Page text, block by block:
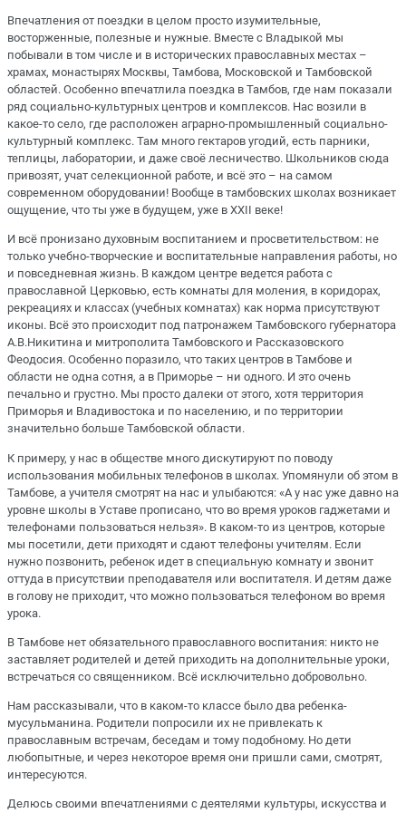
Впечатления от поездки в целом просто изумительные,
восторженные, полезные и нужные. Вместе с Владыкой мы
побывали в том числе и в исторических православных местах –
храмах, монастырях Москвы, Тамбова, Московской и Тамбовской
областей. Особенно впечатлила поездка в Тамбов, где нам показали
ряд социально-культурных центров и комплексов. Нас возили в
какое-то село, где расположен аграрно-промышленный социально-
культурный комплекс. Там много гектаров угодий, есть парники,
теплицы, лаборатории, и даже своё лесничество. Школьников сюда
привозят, учат селекционной работе, и всё это – на самом
современном оборудовании! Вообще в тамбовских школах возникает
ощущение, что ты уже в будущем, уже в XXII веке!
И всё пронизано духовным воспитанием и просветительством: не
только учебно-творческие и воспитательные направления работы, но
и повседневная жизнь. В каждом центре ведется работа с
православной Церковью, есть комнаты для моления, в коридорах,
рекреациях и классах (учебных комнатах) как норма присутствуют
иконы. Всё это происходит под патронажем Тамбовского губернатора
А.В.Никитина и митрополита Тамбовского и Рассказовского
Феодосия. Особенно поразило, что таких центров в Тамбове и
области не одна сотня, а в Приморье – ни одного. И это очень
печально и грустно. Мы просто далеки от этого, хотя территория
Приморья и Владивостока и по населению, и по территории
значительно больше Тамбовской области.
К примеру, у нас в обществе много дискутируют по поводу
использования мобильных телефонов в школах. Упомянули об этом в
Тамбове, а учителя смотрят на нас и улыбаются: «А у нас уже давно на
уровне школы в Уставе прописано, что во время уроков гаджетами и
телефонами пользоваться нельзя». В каком-то из центров, которые
мы посетили, дети приходят и сдают телефоны учителям. Если
нужно позвонить, ребенок идет в специальную комнату и звонит
оттуда в присутствии преподавателя или воспитателя. И детям даже
в голову не приходит, что можно пользоваться телефоном во время
урока.
В Тамбове нет обязательного православного воспитания: никто не
заставляет родителей и детей приходить на дополнительные уроки,
встречаться со священником. Всё исключительно добровольно.
Нам рассказывали, что в каком-то классе было два ребенка-
мусульманина. Родители попросили их не привлекать к
православным встречам, беседам и тому подобному. Но дети
любопытные, и через некоторое время они пришли сами, смотрят,
интересуются.
Делюсь своими впечатлениями с деятелями культуры, искусства и